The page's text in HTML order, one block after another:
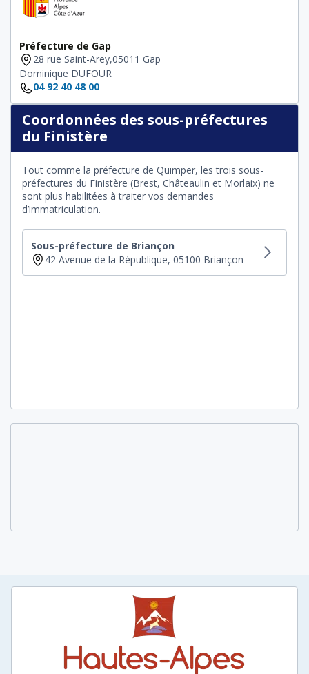
Préfecture de Gap
28 rue Saint-Arey,05011 Gap
Dominique DUFOUR
04 92 40 48 00
Coordonnées des sous-préfectures
du Finistère
Tout comme la préfecture de Quimper, les trois sous-
préfectures du Finistère (Brest, Châteaulin et Morlaix) ne
sont plus habilitées à traiter vos demandes
d’immatriculation.
Sous-préfecture de Briançon
42 Avenue de la République, 05100 Briançon